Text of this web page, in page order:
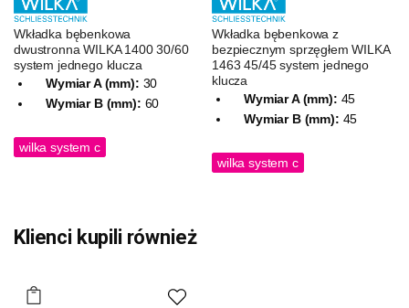
Wkładka bębenkowa
dwustronna WILKA 1400 30/60
system jednego klucza
Wymiar A (mm): 30
Wymiar B (mm): 60
wilka system c
Wkładka bębenkowa z
bezpiecznym sprzęgłem WILKA
1463 45/45 system jednego
klucza
Wymiar A (mm): 45
Wymiar B (mm): 45
wilka system c
Klienci kupili również